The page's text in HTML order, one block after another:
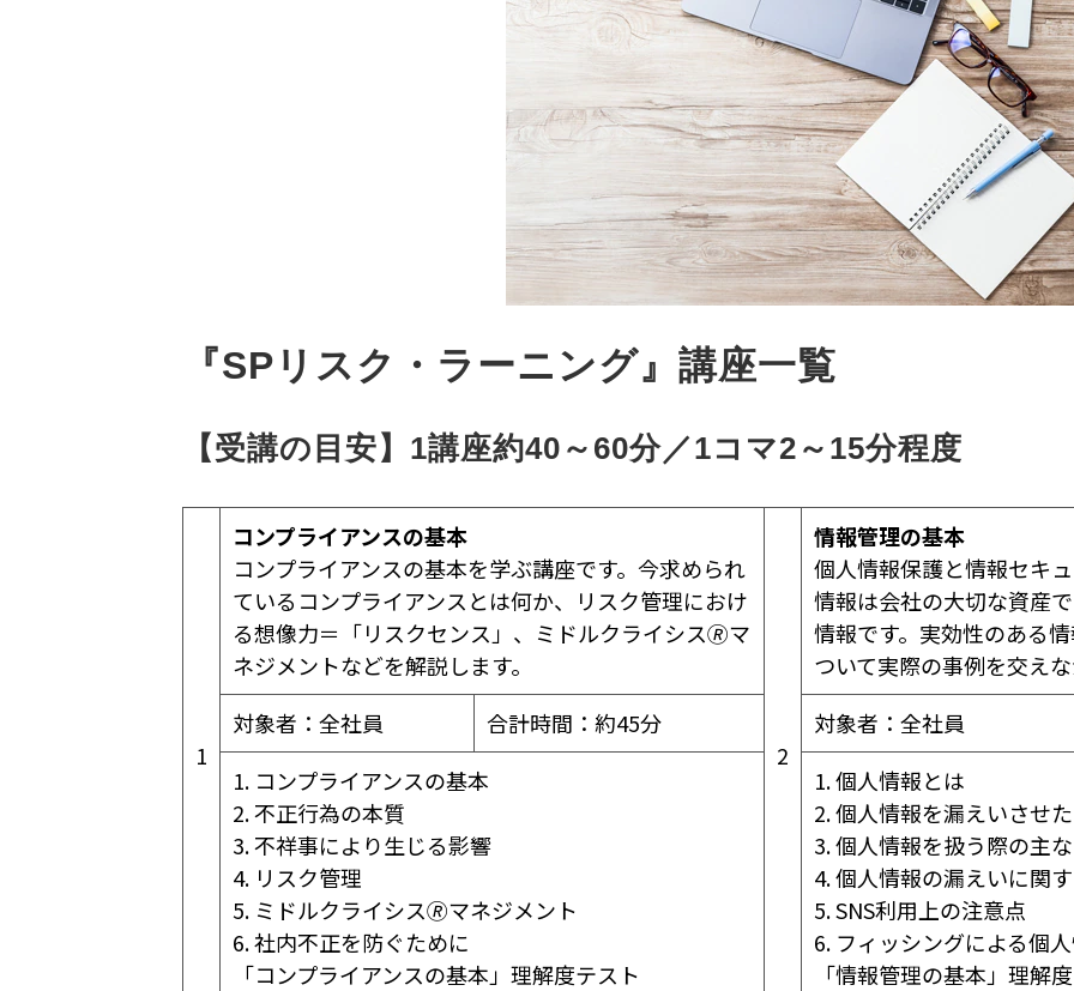
『SPリスク・ラーニング』講座一覧
【受講の目安】1講座約40～60分／1コマ2～15分程度
1
コンプライアンスの基本
コンプライアンスの基本を学ぶ講座です。今求められ
ているコンプライアンスとは何か、リスク管理におけ
る想像力＝「リスクセンス」、ミドルクライシス🄬マ
ネジメントなどを解説します。
2
情報管理の基本
個人情報保護と情報セキ
情報は会社の大切な資産
情報です。実効性のある
ついて実際の事例を交え
対象者：全社員
合計時間：約45分
対象者：全社員
1. コンプライアンスの基本
2. 不正行為の本質
3. 不祥事により生じる影響
4. リスク管理
5. ミドルクライシス🄬マネジメント
6. 社内不正を防ぐために
「コンプライアンスの基本」理解度テスト
1. 個人情報とは
2. 個人情報を漏えいさせ
3. 個人情報を扱う際の主
4. 個人情報の漏えいに関
5. SNS利用上の注意点
6. フィッシングによる個
「情報管理の基本」理解